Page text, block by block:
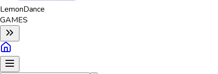
LemonDance
GAMES